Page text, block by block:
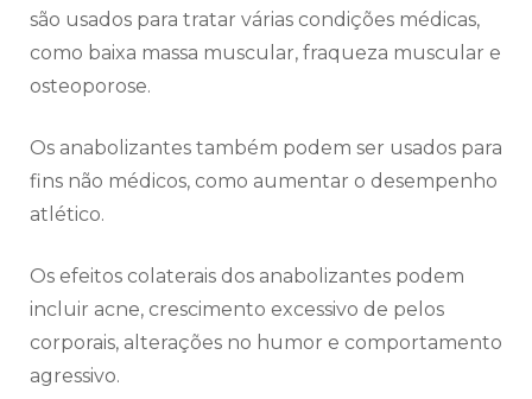
são usados para tratar várias condições médicas,
como baixa massa muscular, fraqueza muscular e
osteoporose.
Os anabolizantes também podem ser usados para
fins não médicos, como aumentar o desempenho
atlético.
Os efeitos colaterais dos anabolizantes podem
incluir acne, crescimento excessivo de pelos
corporais, alterações no humor e comportamento
agressivo.